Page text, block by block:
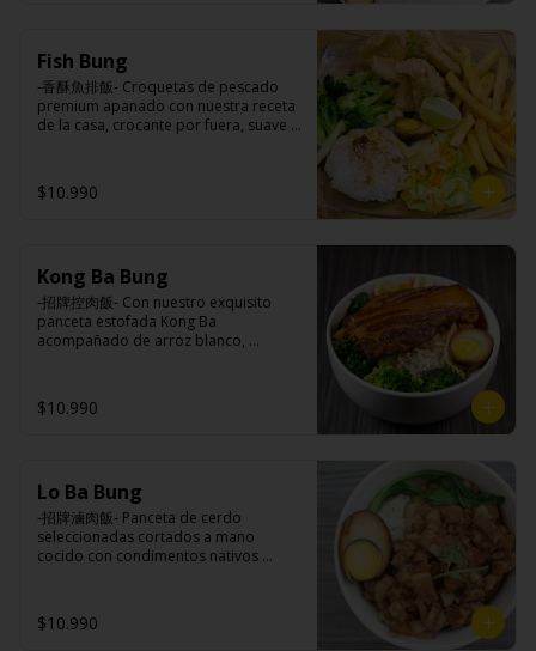
harina de tapioca, ají, pimienta,
extracto de cerdo, extracto de papaya,
salsa de soya, soya, pimienta sal
(pimienta, sal, ajo, cebollín, azúcar).
Acompañamientos: Arroz, repollo,
zanahoria, ajo, sal, extracto de
huevo, jengibre, cebollín, salsa de
soya, ajo, agua, azúcar, mix de hierbas
(canela, anís, pimienta y comino), mirin
(azúcar, arroz, agua, alcohol).
Fish Bung
-香酥魚排飯- Croquetas de pescado
premium apanado con nuestra receta
de la casa, crocante por fuera, suave y
salteadas y medio huevo estilo Taiwán.
Principal: Pangasius, harina de tapioca,
pimienta sal (pimienta, sal, ajo,
cebollín, azúcar), limón sutil.
Acompañamientos: Arroz, repollo,
brocoli (o choclo con pepino en su
champiñón taiwanes, extracto de apio,
soya, ajo, agua, azúcar, mix de hierbas
(canela, anís, pimienta y comino), mirin
(azúcar, arroz, agua, alcohol).
$10.990
Kong Ba Bung
-招牌控肉飯- Con nuestro exquisito
panceta estofada Kong Ba
acompañado de arroz blanco,
jengibre, ajo, anís, agua, azúcar y salsa
de soya.
Acompañamientos: Arroz, repollo,
brocoli (o choclo con pepino en su
extracto de repollo, poroto de soya,
$10.990
Lo Ba Bung
-招牌滷肉飯- Panceta de cerdo
seleccionadas cortados a mano
cocido con condimentos nativos
medio huevo al estilo Taiwán.
$10.990